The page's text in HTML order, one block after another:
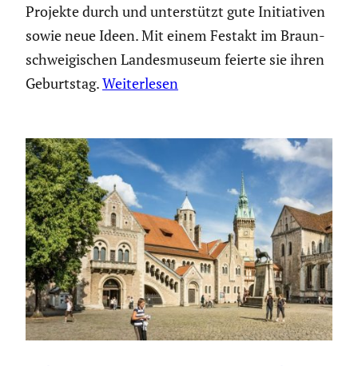
Projekte durch und unter­stützt gute Initia­tiven
sowie neue Ideen. Mit einem Festakt im Braun­
schwei­gi­schen Landes­mu­seum feierte sie ihren
Geburtstag.Weiterlesen